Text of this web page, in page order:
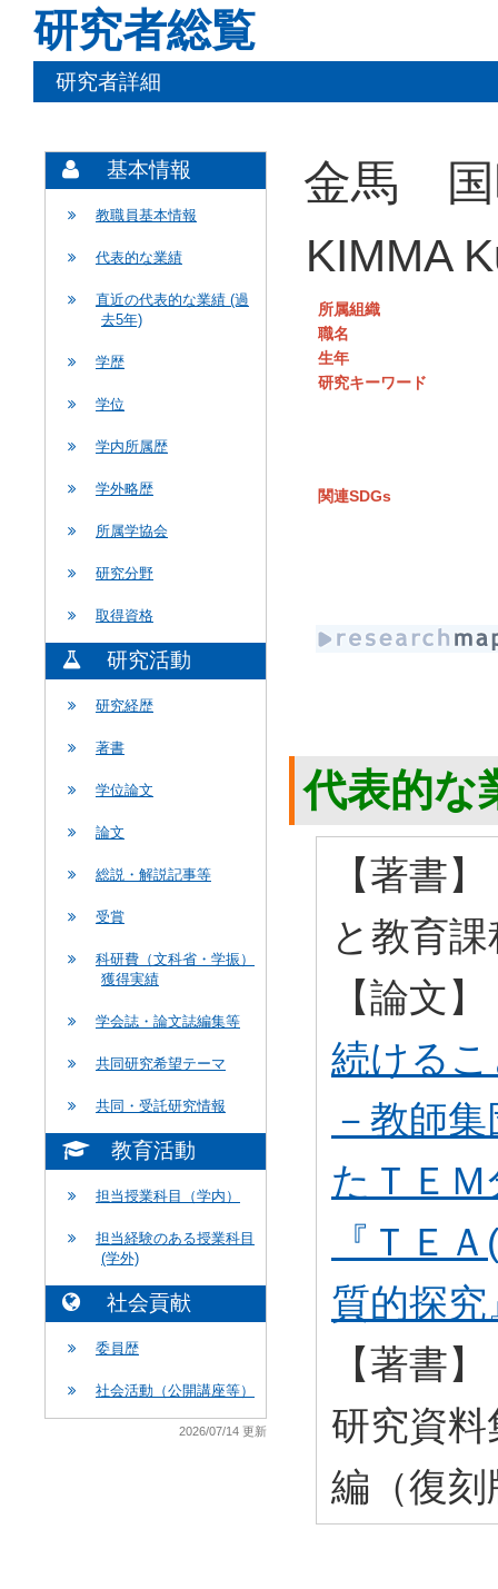
研究者総覧
研究者詳細
基本情報
教職員基本情報
代表的な業績
直近の代表的な業績 (過
去5年)
学歴
学位
学内所属歴
学外略歴
所属学協会
研究分野
取得資格
研究活動
研究経歴
著書
学位論文
論文
総説・解説記事等
受賞
科研費（文科省・学振）
獲得実績
学会誌・論文誌編集等
共同研究希望テーマ
共同・受託研究情報
教育活動
担当授業科目（学内）
担当経験のある授業科目
(学外)
社会貢献
委員歴
社会活動（公開講座等）
2026/07/14 更新
金馬 国
KIMMA
所属組織
職名
生年
研究キーワード
関連SDGs
代表的な
【著書
と教育
【論文】
続ける
－教師
たＴＥ
『ＴＥ
質的探究
【著書
研究資
編（復